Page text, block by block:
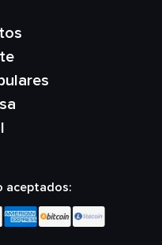
aceptados: